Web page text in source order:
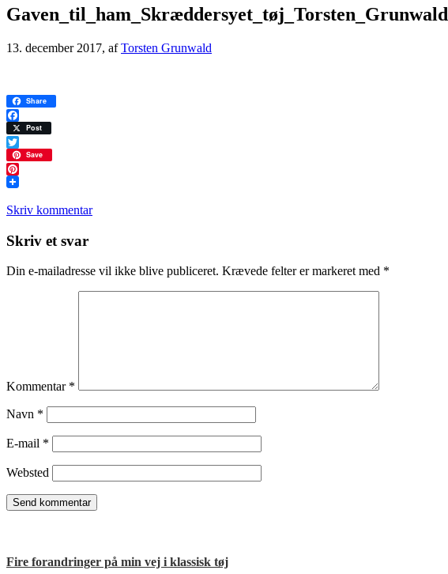
Gaven_til_ham_Skræddersyet_tøj_Torsten_Grunwald
13. december 2017, afTorsten Grunwald
Share
Facebook
Post
Twitter
Save
Pinterest
Skriv kommentar
Læserinteraktioner
Skriv et svar
Din e-mailadresse vil ikke blive publiceret. Krævede felter er markeret med *
Kommentar *
Navn *
E-mail *
Websted
Fire forandringer på min vej i klassisk tøj